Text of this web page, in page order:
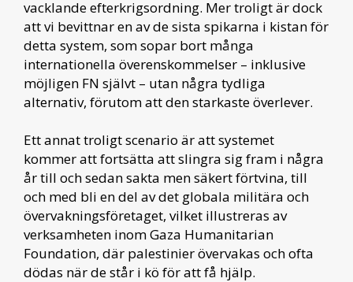
vacklande efterkrigsordning. Mer troligt är dock
att vi bevittnar en av de sista spikarna i kistan för
detta system, som sopar bort många
internationella överenskommelser – inklusive
möjligen FN självt – utan några tydliga
alternativ, förutom att den starkaste överlever.
Ett annat troligt scenario är att systemet
kommer att fortsätta att slingra sig fram i några
år till och sedan sakta men säkert förtvina, till
och med bli en del av det globala militära och
övervakningsföretaget, vilket illustreras av
verksamheten inom Gaza Humanitarian
Foundation, där palestinier övervakas och ofta
dödas när de står i kö för att få hjälp.